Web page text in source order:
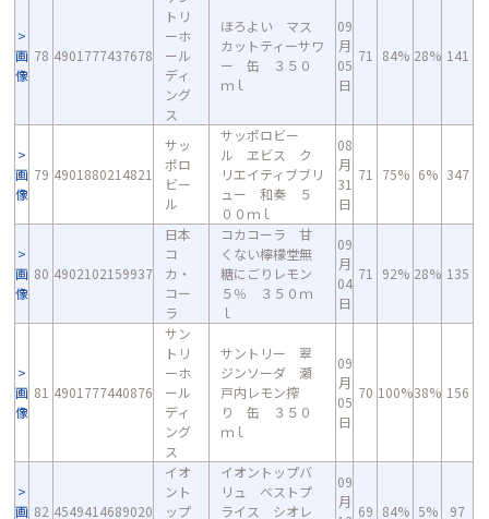
画
像
78 4901777437678
トリ
ーホ
ール
ディ
ング
ス
ほろよい マス
カットティーサワ
ー 缶 ３５０
ｍｌ
09
月
05
日
71 84% 28% 141
画
像
79 4901880214821
サッ
ポロ
ビー
ル
サッポロビー
ル ヱビス ク
リエイティブブリ
ュー 和奏 ５
００ｍｌ
08
月
31
日
71 75% 6% 347
画
像
80 4902102159937
日本
コ
カ・
コー
ラ
コカコーラ 甘
くない檸檬堂無
糖にごりレモン
５％ ３５０ｍ
ｌ
09
月
04
日
71 92% 28% 135
画
像
81 4901777440876
サン
トリ
ーホ
ール
ディ
ング
ス
サントリー 翠
ジンソーダ 瀬
戸内レモン搾
り 缶 ３５０
ｍｌ
09
月
05
日
70 100%38% 156
画 82 4549414689020
イオ
ント
ップ
イオントップバ
リュ ベストプ
ライス シオレ
09
月
69 84% 5% 97